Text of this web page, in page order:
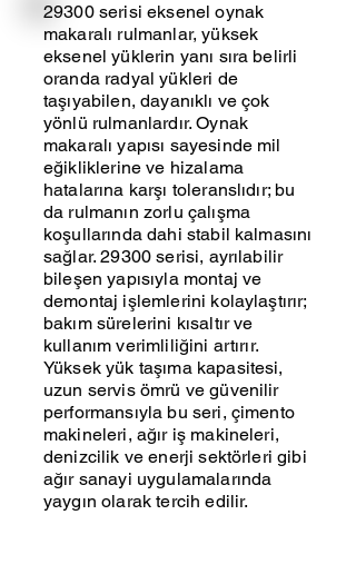
29300 serisi eksenel oynak
makaralı rulmanlar, yüksek
eksenel yüklerin yanı sıra belirli
oranda radyal yükleri de
taşıyabilen, dayanıklı ve çok
yönlü rulmanlardır. Oynak
makaralı yapısı sayesinde mil
eğikliklerine ve hizalama
hatalarına karşı toleranslıdır; bu
da rulmanın zorlu çalışma
koşullarında dahi stabil kalmasını
sağlar. 29300 serisi, ayrılabilir
bileşen yapısıyla montaj ve
demontaj işlemlerini kolaylaştırır;
bakım sürelerini kısaltır ve
kullanım verimliliğini artırır.
Yüksek yük taşıma kapasitesi,
uzun servis ömrü ve güvenilir
performansıyla bu seri, çimento
makineleri, ağır iş makineleri,
denizcilik ve enerji sektörleri gibi
ağır sanayi uygulamalarında
yaygın olarak tercih edilir.